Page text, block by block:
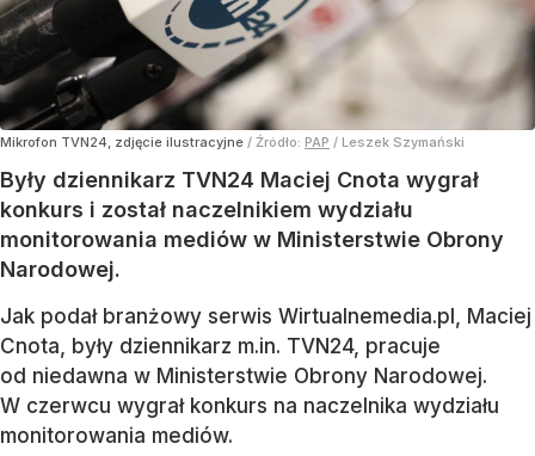
Mikrofon TVN24, zdjęcie ilustracyjne / Źródło: PAP / Leszek Szymański
Były dziennikarz TVN24 Maciej Cnota wygrał
konkurs i został naczelnikiem wydziału
monitorowania mediów w Ministerstwie Obrony
Narodowej.
Jak podał branżowy serwis Wirtualnemedia.pl, Maciej
Cnota, były dziennikarz m.in. TVN24, pracuje
od niedawna w Ministerstwie Obrony Narodowej.
W czerwcu wygrał konkurs na naczelnika wydziału
monitorowania mediów.